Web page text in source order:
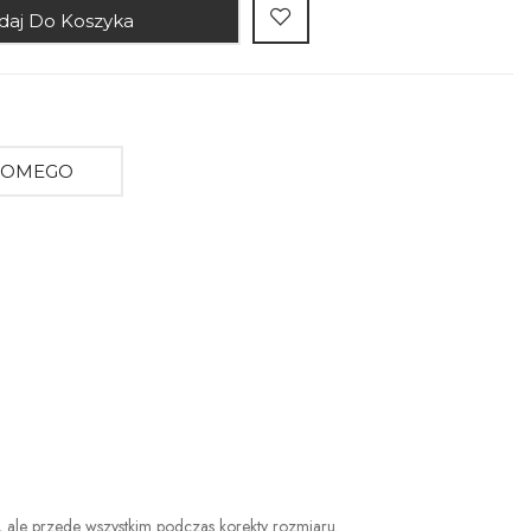
Do Koszyka
przede wszystkim podczas korekty rozmiaru.